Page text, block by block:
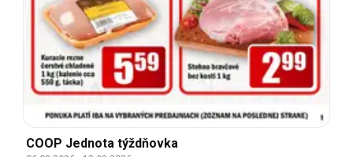
COOP Jednota týždňovka